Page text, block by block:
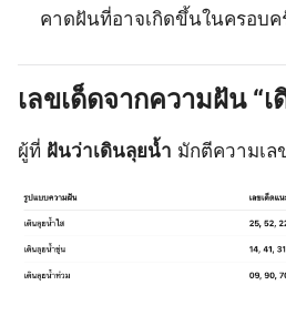
คาดฝันที่อาจเกิดขึ้นในครอบค
เลขเด็ดจากความฝัน “เ
ผู้ที่ ฝันว่าเดินลุยน้ำ มักตีความเล